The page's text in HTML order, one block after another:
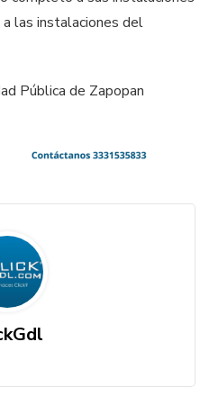
las instalaciones del
Pública de Zapopan